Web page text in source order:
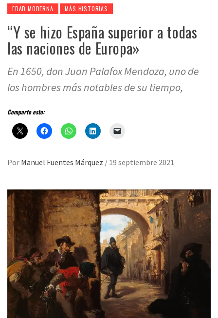
EDAD MODERNA MÁS HISTORIAS
“Y se hizo España superior a todas
las naciones de Europa»
En 1650, don Juan Palafox Mendoza, uno de
los hombres más notables de su tiempo,
Comparte esto:
Por Manuel Fuentes Márquez / 19 septiembre 2021